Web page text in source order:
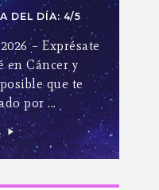
DEL DÍA: 4/5
– Exprésate
en Cáncer y
que te
por ...